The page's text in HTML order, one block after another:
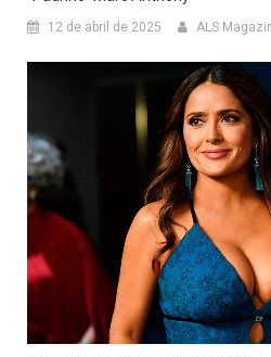
12 de abril de 2025 ALS